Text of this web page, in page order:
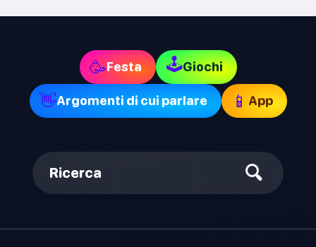
🥳Festa 🕹Giochi
👋Argomenti di cui parlare 📱 App
Ricerca